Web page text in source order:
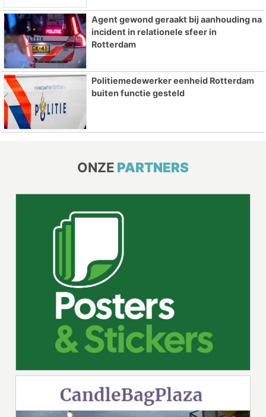
Agent gewond geraakt bij aanhouding na
incident in relationele sfeer in
Rotterdam
Politiemedewerker eenheid Rotterdam
buiten functie gesteld
ONZE PARTNERS